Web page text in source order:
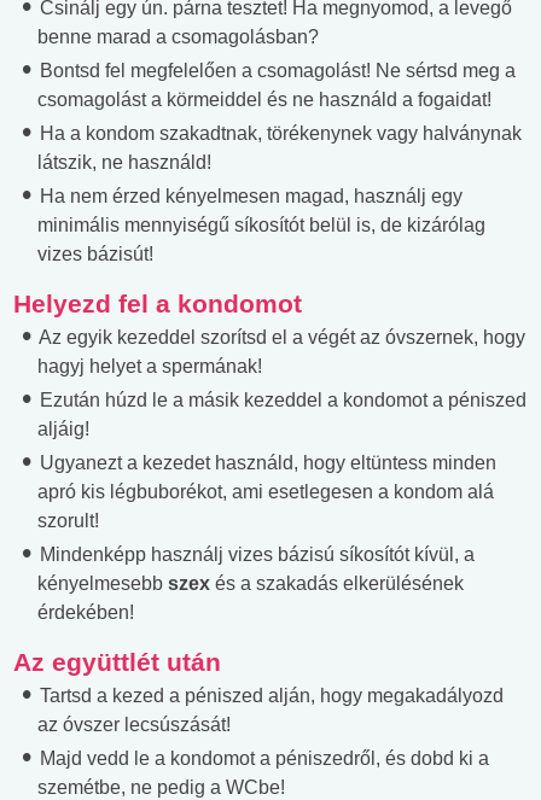
Csinálj egy ún. párna tesztet! Ha megnyomod, a levegő
benne marad a csomagolásban?
Bontsd fel megfelelően a csomagolást! Ne sértsd meg a
csomagolást a körmeiddel és ne használd a fogaidat!
Ha a kondom szakadtnak, törékenynek vagy halványnak
látszik, ne használd!
Ha nem érzed kényelmesen magad, használj egy
minimális mennyiségű síkosítót belül is, de kizárólag
vizes bázisút!
Helyezd fel a kondomot
Az egyik kezeddel szorítsd el a végét az óvszernek, hogy
hagyj helyet a spermának!
Ezután húzd le a másik kezeddel a kondomot a péniszed
aljáig!
Ugyanezt a kezedet használd, hogy eltüntess minden
apró kis légbuborékot, ami esetlegesen a kondom alá
szorult!
Mindenképp használj vizes bázisú síkosítót kívül, a
kényelmesebb szex és a szakadás elkerülésének
érdekében!
Az együttlét után
Tartsd a kezed a péniszed alján, hogy megakadályozd
az óvszer lecsúszását!
Majd vedd le a kondomot a péniszedről, és dobd ki a
szemétbe, ne pedig a WCbe!